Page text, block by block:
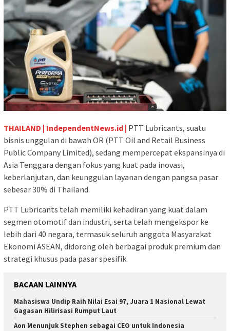
THAILAND | IndependentNews.id | PTT Lubricants, suatu
bisnis unggulan di bawah OR (PTT Oil and Retail Business
Public Company Limited), sedang mempercepat ekspansinya di
Asia Tenggara dengan fokus yang kuat pada inovasi,
keberlanjutan, dan keunggulan layanan dengan pangsa pasar
sebesar 30% di Thailand.
PTT Lubricants telah memiliki kehadiran yang kuat dalam
segmen otomotif dan industri, serta telah mengekspor ke
lebih dari 40 negara, termasuk seluruh anggota Masyarakat
Ekonomi ASEAN, didorong oleh berbagai produk premium dan
strategi khusus pada pasar spesifik.
BACAAN LAINNYA
Mahasiswa Undip Raih Nilai Esai 97, Juara 1 Nasional Lewat
Gagasan Hilirisasi Rumput Laut
Aon Menunjuk Stephen sebagai CEO untuk Indonesia